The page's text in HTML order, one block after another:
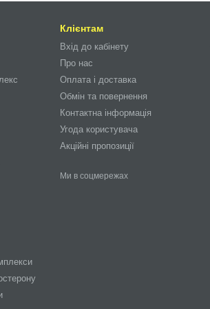
Клієнтам
Вхід до кабінету
Про нас
Оплата і доставка
Обмін та повернення
Контактна інформація
Угода користувача
Акційні пропозиції
Ми в соцмережах